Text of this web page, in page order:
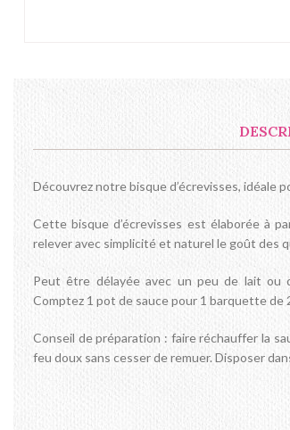
Découvrez notre bisque d’écrevisses, idéale
Cette bisque d’écrevisses est élaborée à
relever avec simplicité et naturel le goût des
Peut être délayée avec un peu de lait ou
Comptez 1 pot de sauce pour 1 barquette de
Conseil de préparation : faire réchauffer la
feu doux sans cesser de remuer. Disposer